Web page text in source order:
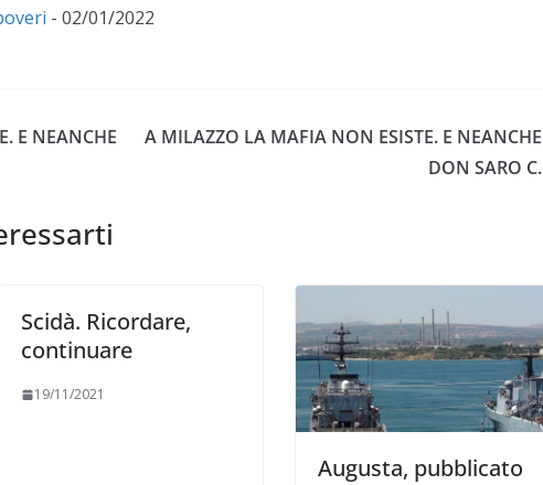
- 02/01/2022
E NEANCHE
A MILAZZO LA MAFIA NON ESISTE. E NEANCHE
DON SARO C.
Scidà. Ricordare,
continuare
19/11/2021
Augusta, pubblicato